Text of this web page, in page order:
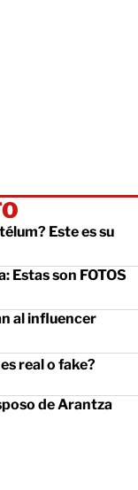
Este es su
Estas son FOTOS
al influencer
real o fake?
de Arantza